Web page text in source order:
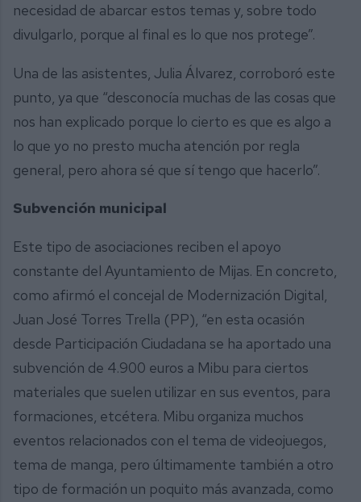
necesidad de abarcar estos temas y, sobre todo
divulgarlo, porque al final es lo que nos protege”.
Una de las asistentes, Julia Álvarez, corroboró este
punto, ya que “desconocía muchas de las cosas que
nos han explicado porque lo cierto es que es algo a
lo que yo no presto mucha atención por regla
general, pero ahora sé que sí tengo que hacerlo”.
Subvención municipal
Este tipo de asociaciones reciben el apoyo
constante del Ayuntamiento de Mijas. En concreto,
como afirmó el concejal de Modernización Digital,
Juan José Torres Trella (PP), “en esta ocasión
desde Participación Ciudadana se ha aportado una
subvención de 4.900 euros a Mibu para ciertos
materiales que suelen utilizar en sus eventos, para
formaciones, etcétera. Mibu organiza muchos
eventos relacionados con el tema de videojuegos,
tema de manga, pero últimamente también a otro
tipo de formación un poquito más avanzada, como